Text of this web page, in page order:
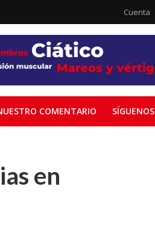
Cuenta
COMENTARIO SÍGUENOS
en